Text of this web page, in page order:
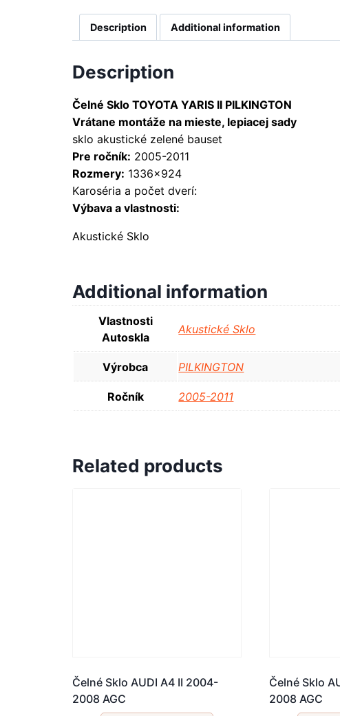
Description Additional information
Description
Čelné Sklo TOYOTA YARIS II PILKINGTON
Vrátane montáže na mieste, lepiacej sady
sklo akustické zelené bauset
Pre ročník: 2005-2011
Rozmery: 1336×924
Karoséria a počet dverí:
Výbava a vlastnosti:
Akustické Sklo
Additional information
Vlastnosti
Autoskla
Akustické Sklo
Výrobca PILKINGTON
Ročník 2005-2011
Related products
Čelné Sklo AUDI A4 II 2004-
2008 AGC
Čelné Sklo
2008 AGC